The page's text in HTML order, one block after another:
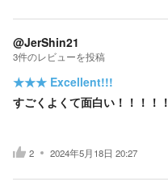
@JerShin21
3件のレビューを投稿
★★★ Excellent!!!
すごくよくて面白い！！！！！
2 2024年5月18日 20:27